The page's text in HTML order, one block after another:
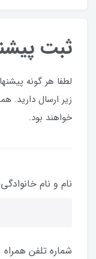
ثبت
لطفا هر گونه
زیر ارسال دارید.
خواهند بود.
نام و نام خانوادگی
شماره تلفن همراه